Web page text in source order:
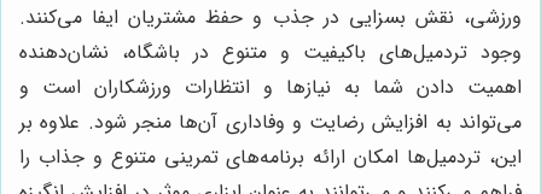
ورزشی، نقش بسزایی در جذب و حفظ مشتریان ایفا می‌کنند.
وجود تردمیل‌های باکیفیت و متنوع در باشگاه، نشان‌دهنده
اهمیت دادن شما به نیازها و انتظارات ورزشکاران است و
می‌تواند به افزایش رضایت و وفاداری آن‌ها منجر شود. علاوه بر
این، تردمیل‌ها امکان ارائه برنامه‌های تمرینی متنوع و جذاب را